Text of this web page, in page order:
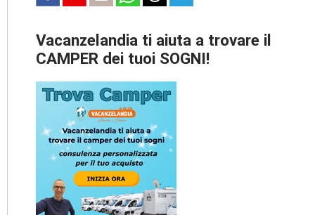
Vacanzelandia ti aiuta a trovare il
CAMPER dei tuoi SOGNI!